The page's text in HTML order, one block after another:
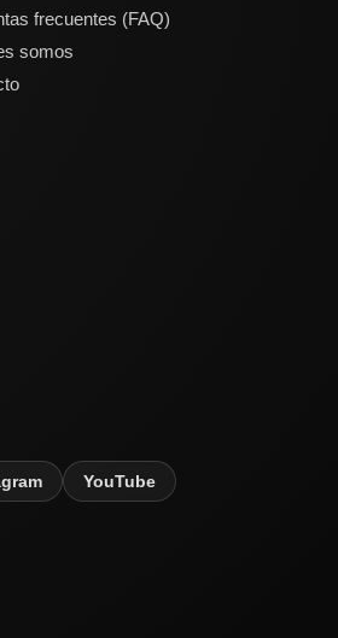
frecuentes (FAQ)
somos
YouTube